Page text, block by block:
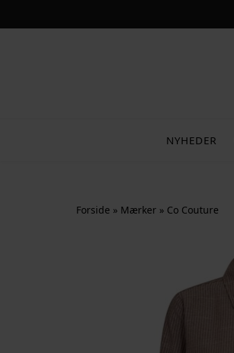
NYHEDER
Forside » Mærker» Co Couture